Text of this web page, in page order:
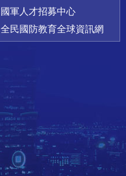
國軍人才招募中心
全民國防教育全球資訊網